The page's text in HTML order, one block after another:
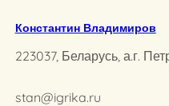
Константин Владимиров
223037, Беларусь, а.г.
stan@igrika.ru